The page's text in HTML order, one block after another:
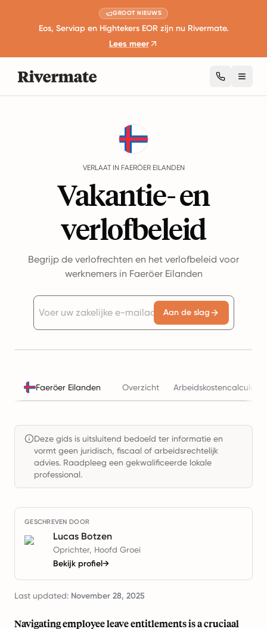
GROOT NIEUWS
Eos, Serviap en Hightekers EOR zijn nu Rivermate.
Lees meer
VERLAAT IN FAERÖER EILANDEN
Vakantie- en
verlofbeleid
Begrijp de verlofrechten en het verlofbeleid voor
werknemers in Faeröer Eilanden
Aan de slag
Faeröer Eilanden Overzicht Arbeidskostencalculator
Deze gids is uitsluitend bedoeld ter informatie en
vormt geen juridisch, fiscaal of arbeidsrechtelijk
advies. Raadpleeg een gekwalificeerde lokale
professional.
GESCHREVEN DOOR
Lucas Botzen
Oprichter, Hoofd Groei
Bekijk profiel→
Last updated: November 28, 2025
Navigating employee leave entitlements is a cruciaal